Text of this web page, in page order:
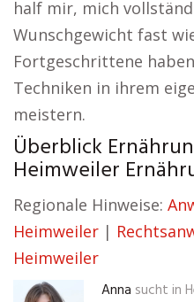
half mir, mich
Wunschgewicht fast
Fortgeschrittene
Techniken in ihrem
meistern.
Überblick
Heimweiler
Regionale Hinweise:
Heimweiler |
Heimweiler
Anna sucht in